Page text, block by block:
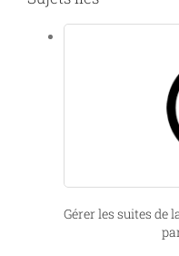
Gérer les suites de